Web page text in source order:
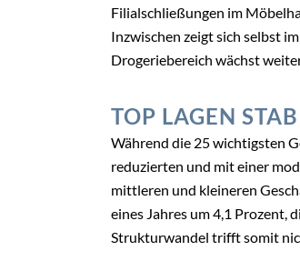
Filialschließungen im
Inzwischen zeigt sich selbst
Drogeriebereich wächst
TOP LAGEN
Während die 25 wichtigsten
reduzierten und mit einer
mittleren und kleineren
eines Jahres um 4,1 Prozent,
Strukturwandel trifft somit